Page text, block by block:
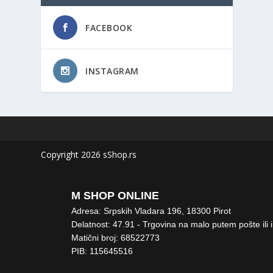
FACEBOOK
INSTAGRAM
Copyright 2026 sShop.rs
M SHOP ONLINE
Adresa: Srpskih Vladara 196, 18300 Pirot
Delatnost: 47.91 - Trgovina na malo putem pošte ili
Matični broj: 68522773
PIB: 115645516